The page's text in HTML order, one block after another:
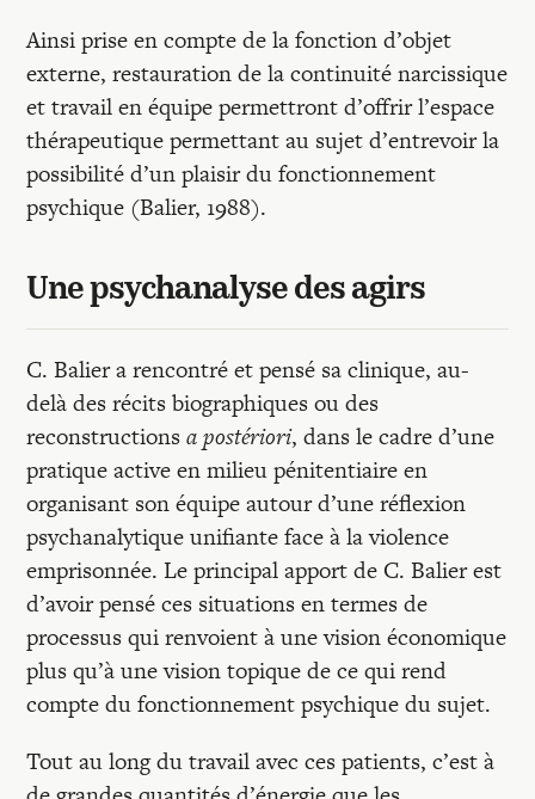
Ainsi prise en compte de la fonction d’objet
externe, restauration de la continuité narcissique
et travail en équipe permettront d’offrir l’espace
thérapeutique permettant au sujet d’entrevoir la
possibilité d’un plaisir du fonctionnement
psychique (Balier, 1988).
Une psychanalyse des agirs
C. Balier a rencontré et pensé sa clinique, au-
delà des récits biographiques ou des
reconstructionsa postériori, dans le cadre d’une
pratique active en milieu pénitentiaire en
organisant son équipe autour d’une réflexion
psychanalytique unifiante face à la violence
emprisonnée. Le principal apport de C. Balier est
d’avoir pensé ces situations en termes de
processus qui renvoient à une vision économique
plus qu’à une vision topique de ce qui rend
compte du fonctionnement psychique du sujet.
Tout au long du travail avec ces patients, c’est à